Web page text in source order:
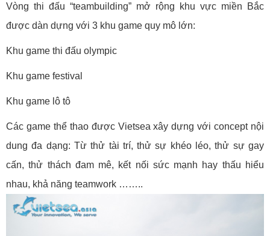
Vòng thi đấu “teambuilding” mở rộng khu vực miền Bắc
được dàn dựng với 3 khu game quy mô lớn:
Khu game thi đấu olympic
Khu game festival
Khu game lô tô
Các game thể thao được Vietsea xây dựng với concept nội
dung đa dạng: Từ thử tài trí, thử sự khéo léo, thử sự gay
cấn, thử thách đam mê, kết nối sức mạnh hay thấu hiểu
nhau, khả năng teamwork ……..